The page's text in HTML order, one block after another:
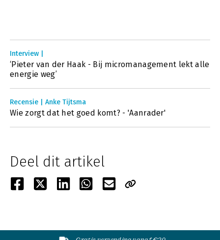
Interview |
‘Pieter van der Haak - Bij micromanagement lekt alle
energie weg’
Recensie | Anke Tijtsma
Wie zorgt dat het goed komt? - 'Aanrader'
Deel dit artikel